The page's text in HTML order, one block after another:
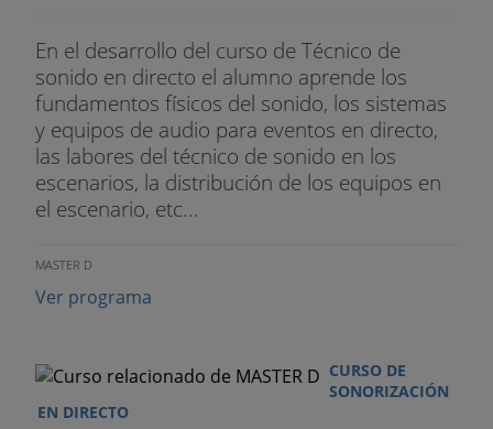
- Exportación multitrack
Módulo 2: Lenguaje musical
- ¿Qué es la música? El pulso. El tempo. Las
figuras.
- El pentagrama y los programas de notación.
- Conceptos de la informática musical.
- La percusión.
- El compás. Los compases simples.
En el desarrollo del curso de Técnico de
sonido en directo el alumno aprende los
fundamentos físicos del sonido, los sistemas
y equipos de audio para eventos en directo,
las labores del técnico de sonido en los
escenarios, la distribución de los equipos en
el escenario, etc...
MASTER D
Ver programa
CURSO DE
SONORIZACIÓN
EN DIRECTO